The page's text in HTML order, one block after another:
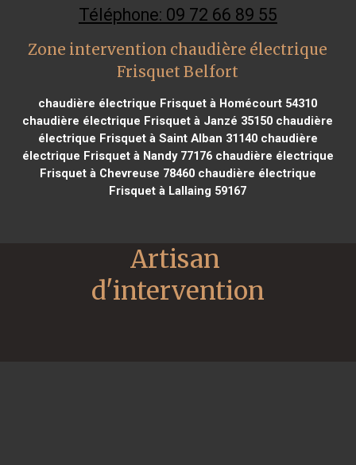
Téléphone: 09 72 66 89 55
Zone intervention chaudière électrique
Frisquet Belfort
chaudière électrique Frisquet à Homécourt 54310
chaudière électrique Frisquet à Janzé 35150 chaudière
électrique Frisquet à Saint Alban 31140chaudière
électrique Frisquet à Nandy 77176chaudière électrique
Frisquet à Chevreuse 78460chaudière électrique
Frisquet à Lallaing 59167
Artisan
d'intervention